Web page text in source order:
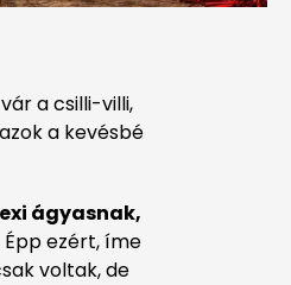
a csilli-villi,
a kevésbé
ágyasnak,
ezért, íme
voltak, de